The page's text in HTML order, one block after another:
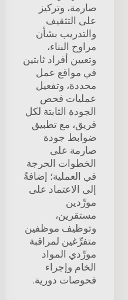
صارمة، وتركيز
على التثقيف
والتدريب بشأن
مراوح البناء،
وتعيين أفراد ثابتين
في مواقع عمل
محددة، وتفعيل
عمليات فحص
الجودة الثابتة لكل
فريق، مع تطبيق
ضوابط جودة
صارمة على
الخطوات الحرجة
في العملية؛ إضافةً
إلى الاعتماد على
مورِّدين
مستقرين،
وتوظيف موظفين
متفرِّغين لمراقبة
مورِّدي المواد
الخام وإجراء
فحوصات دورية.